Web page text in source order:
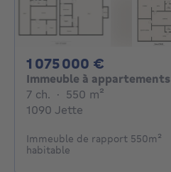
1 075 000 €
Immeuble à appartements
7 ch. 7 chambres
· 550 m²
1090 Jette
Immeuble de rapport 550m²
habitable